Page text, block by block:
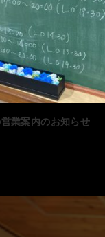
業案内のお知らせ